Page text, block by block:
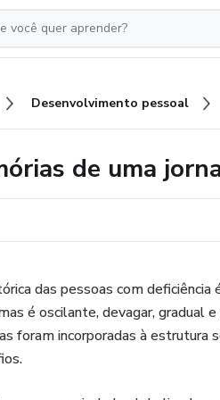
Desenvolvimento pessoal
de uma
das pessoas com deficiência
é oscilante, devagar, gradual
foram incorporadas à estrutura